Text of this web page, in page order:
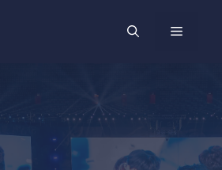
MENU